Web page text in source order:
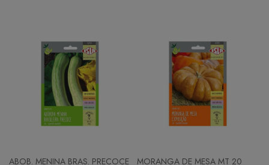
ABOB. MENINA BRAS. PRECOCE
MORANGA DE MESA MT 20